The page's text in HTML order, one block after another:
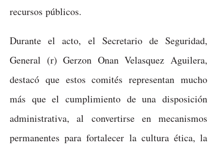
recursos públicos.
Durante el acto, el Secretario de Seguridad,
General (r) Gerzon Onan Velasquez Aguilera,
destacó que estos comités representan mucho
más que el cumplimiento de una disposición
administrativa, al convertirse en mecanismos
permanentes para fortalecer la cultura ética, la